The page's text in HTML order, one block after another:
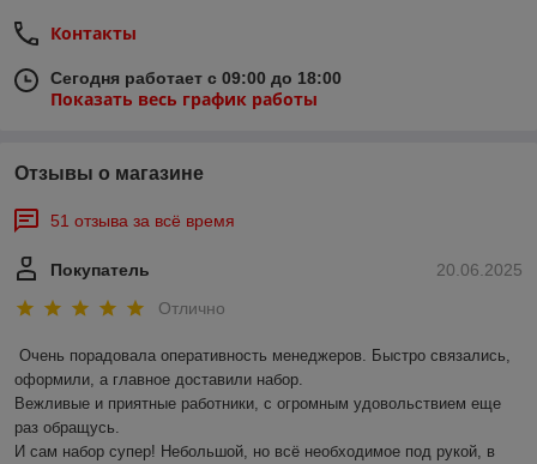
Контакты
Сегодня работает с 09:00 до 18:00
Показать весь график работы
Отзывы о магазине
51 отзыва за всё время
20.06.2025
Покупатель
Отлично
Очень порадовала оперативность менеджеров. Быстро связались,
оформили, а главное доставили набор.
Вежливые и приятные работники, с огромным удовольствием еще
раз обращусь.
И сам набор супер! Небольшой, но всё необходимое под рукой, в